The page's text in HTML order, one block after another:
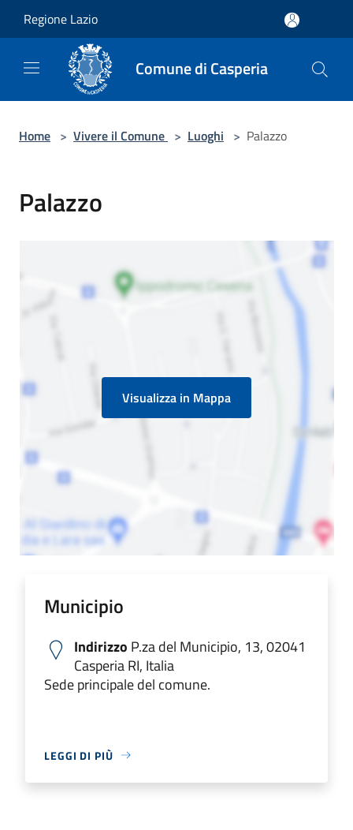
Regione Lazio
Comune di Casperia
Home > Vivere il Comune > Luoghi > Palazzo
Palazzo
Visualizza in Mappa
Municipio
Indirizzo P.za del Municipio, 13, 02041
Casperia RI, Italia
Sede principale del comune.
LEGGI DI PIÙ